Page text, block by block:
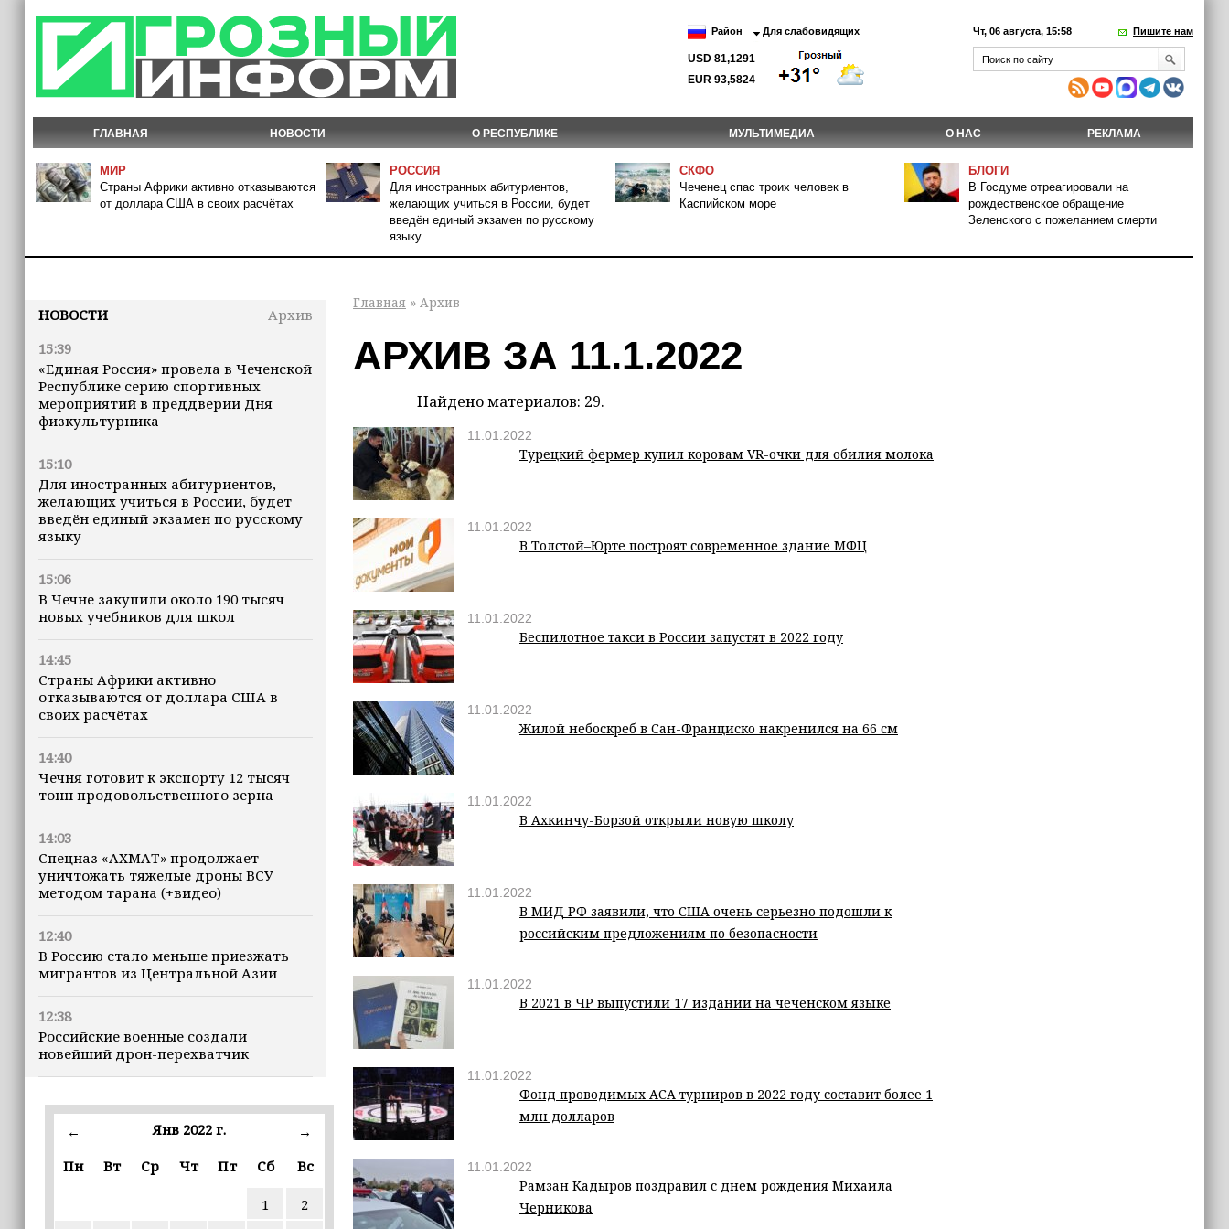
Район Для слабовидящих
USD 81,1291
EUR 93,5824
Чт, 06 августа, 15:58 Пишите нам
ГЛАВНАЯ НОВОСТИ О РЕСПУБЛИКЕ МУЛЬТИМЕДИА О НАС РЕКЛАМА
МИР
Страны Африки активно отказываются
от доллара США в своих расчётах
РОССИЯ
Для иностранных абитуриентов,
желающих учиться в России, будет
введён единый экзамен по русскому
языку
СКФО
Чеченец спас троих человек в
Каспийском море
БЛОГИ
В Госдуме отреагировали на
рождественское обращение
Зеленского с пожеланием смерти
НОВОСТИ
Архив
15:39
«Единая Россия» провела в Чеченской
Республике серию спортивных
мероприятий в преддверии Дня
физкультурника
15:10
Для иностранных абитуриентов,
желающих учиться в России, будет
введён единый экзамен по русскому
языку
15:06
В Чечне закупили около 190 тысяч
новых учебников для школ
14:45
Страны Африки активно
отказываются от доллара США в
своих расчётах
14:40
Чечня готовит к экспорту 12 тысяч
тонн продовольственного зерна
14:03
Спецназ «АХМАТ» продолжает
уничтожать тяжелые дроны ВСУ
методом тарана (+видео)
12:40
В Россию стало меньше приезжать
мигрантов из Центральной Азии
12:38
Российские военные создали
новейший дрон-перехватчик
Мошенники через Telegram
распространяют вредоносные
← Янв 2022 г.
→
Пн
Вт Ср Чт Пт Сб Вс
1
2
Главная » Архив
АРХИВ ЗА 11.1.2022
Найдено материалов: 29.
11.01.2022
Турецкий фермер купил коровам VR-очки для обилия молока
11.01.2022
В Толстой–Юрте построят современное здание МФЦ
11.01.2022
Беспилотное такси в России запустят в 2022 году
11.01.2022
Жилой небоскреб в Сан-Франциско накренился на 66 см
11.01.2022
В Ахкинчу-Борзой открыли новую школу
11.01.2022
В МИД РФ заявили, что США очень серьезно подошли к
российским предложениям по безопасности
11.01.2022
В 2021 в ЧР выпустили 17 изданий на чеченском языке
11.01.2022
Фонд проводимых АСА турниров в 2022 году составит более 1
млн долларов
11.01.2022
Рамзан Кадыров поздравил с днем рождения Михаила
Черникова